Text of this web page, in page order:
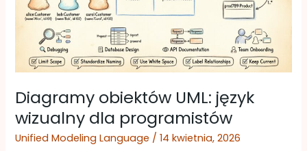
Diagramy obiektów UML: język
wizualny dla programistów
Unified Modeling Language /14 kwietnia, 2026
wizualny
programistów